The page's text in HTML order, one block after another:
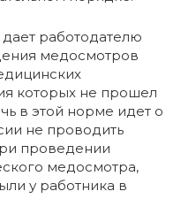
работодателю
медосмотров
которых не прошел
в этой норме идет о
не проводить
проведении
медосмотра,
у работника в